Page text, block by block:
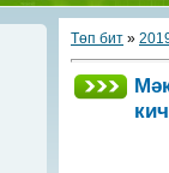
Төп бит »